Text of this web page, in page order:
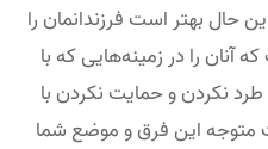
حال بهتر است فرزندانمان را
را در زمینه‌هایی که با
نکردن و حمایت نکردن با
متوجه این فرق و موضع شما